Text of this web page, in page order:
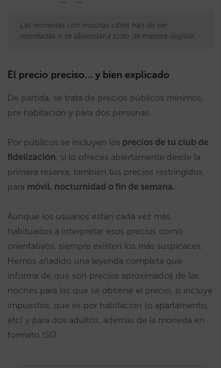
Las monedas con muchas cifras han de ser
recortadas o se abarrotaría todo de manera ilegible
El precio preciso… y bien explicado
De partida, se trata de precios públicos mínimos,
por habitación y para dos personas.
Por públicos se incluyen los precios de tu club de
fidelización, si lo ofreces abiertamente desde la
primera reserva, también tus precios restringidos
para móvil, nocturnidad o fin de semana.
Aunque los usuarios están cada vez más
habituados a interpretar esos precios como
orientativos, siempre existen los más suspicaces.
Hemos añadido una leyenda completa que
informa de que son precios aproximados de las
noches para las que se obtiene el precio, si incluye
impuestos, que es por habitación (o apartamento,
etc) y para dos adultos, además de la moneda en
formato ISO.